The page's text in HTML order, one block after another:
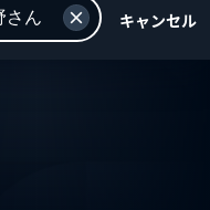
キャンセル